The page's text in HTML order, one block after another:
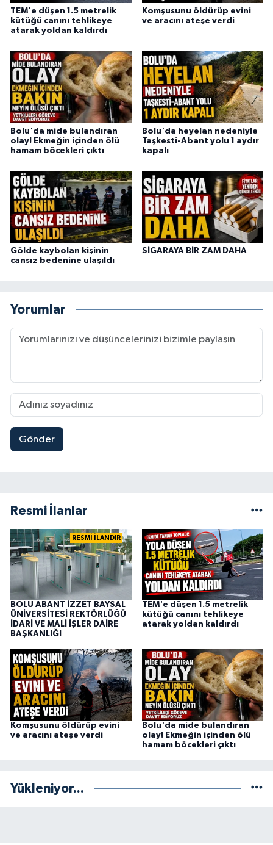
TEM'e düşen 1.5 metrelik
kütüğü canını tehlikeye
atarak yoldan kaldırdı
Komşusunu öldürüp evini
ve aracını ateşe verdi
Bolu'da mide bulandıran
olay! Ekmeğin içinden ölü
hamam böcekleri çıktı
Bolu'da heyelan nedeniyle
Taşkesti-Abant yolu 1 aydır
kapalı
Gölde kaybolan kişinin
cansız bedenine ulaşıldı
SİGARAYA BİR ZAM DAHA
Yorumlar
Gönder
Resmi İlanlar
RESMİ İLANDIR
BOLU ABANT İZZET BAYSAL
ÜNİVERSİTESİ REKTÖRLÜĞÜ
İDARİ VE MALİ İŞLER DAİRE
BAŞKANLIĞI
TEM'e düşen 1.5 metrelik
kütüğü canını tehlikeye
atarak yoldan kaldırdı
Komşusunu öldürüp evini
ve aracını ateşe verdi
Bolu'da mide bulandıran
olay! Ekmeğin içinden ölü
hamam böcekleri çıktı
Yükleniyor...